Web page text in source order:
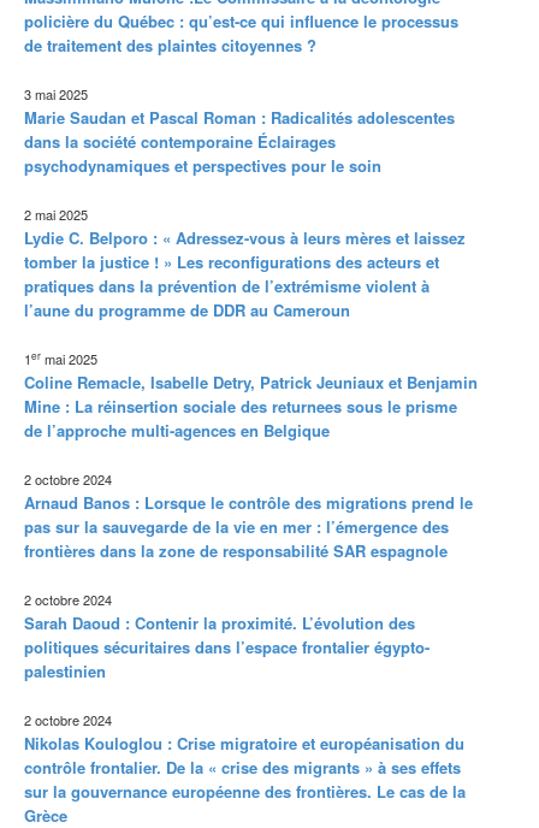
policière du Québec : qu’est-ce qui influence le processus
de traitement des plaintes citoyennes ?
3 mai 2025
Marie Saudan et Pascal Roman : Radicalités adolescentes
dans la société contemporaine Éclairages
psychodynamiques et perspectives pour le soin
2 mai 2025
Lydie C. Belporo : « Adressez-vous à leurs mères et laissez
tomber la justice ! » Les reconfigurations des acteurs et
pratiques dans la prévention de l’extrémisme violent à
l’aune du programme de DDR au Cameroun
1er mai 2025
Coline Remacle, Isabelle Detry, Patrick Jeuniaux et Benjamin
Mine : La réinsertion sociale des returnees sous le prisme
de l’approche multi-agences en Belgique
2 octobre 2024
Arnaud Banos : Lorsque le contrôle des migrations prend le
pas sur la sauvegarde de la vie en mer : l’émergence des
frontières dans la zone de responsabilité SAR espagnole
2 octobre 2024
Sarah Daoud : Contenir la proximité. L’évolution des
politiques sécuritaires dans l’espace frontalier égypto-
palestinien
2 octobre 2024
Nikolas Kouloglou : Crise migratoire et européanisation du
contrôle frontalier. De la « crise des migrants » à ses effets
sur la gouvernance européenne des frontières. Le cas de la
Grèce